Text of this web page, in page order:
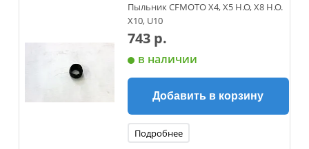
Пыльник CFMOTO X4, X5 H.O, X8 H.O.
X10, U10
743 р.
в наличии
Добавить в корзину
Подробнее